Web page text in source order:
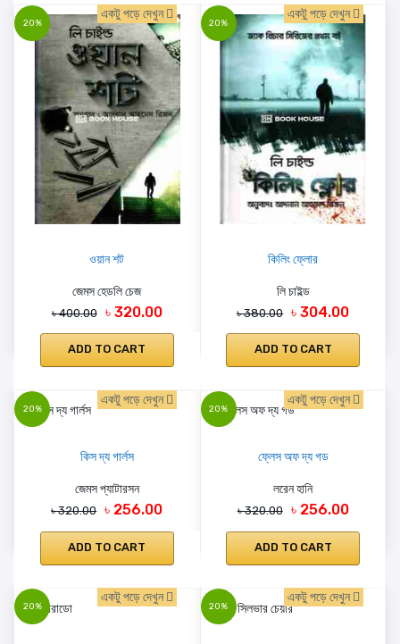
20%
একটু পড়ে দেখুন
ওয়ান শট
জেমস হেডলি চেজ
৳ 400.00 ৳ 320.00
ADD TO CART
20%
একটু পড়ে দেখুন
কিলিং ফ্লোর
লি চাইল্ড
৳ 380.00 ৳ 304.00
ADD TO CART
20%
একটু পড়ে দেখুন
কিস দ্য গার্লস
জেমস প্যাটারসন
৳ 320.00 ৳ 256.00
ADD TO CART
20%
একটু পড়ে দেখুন
ফ্লেস অফ দ্য গড
লরেন হানি
৳ 320.00 ৳ 256.00
ADD TO CART
20%
একটু পড়ে দেখুন
20%
একটু পড়ে দেখুন